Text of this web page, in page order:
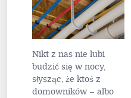
Nikt z nas nie lubi
budzić się w nocy,
słysząc, że ktoś z
domowników – albo